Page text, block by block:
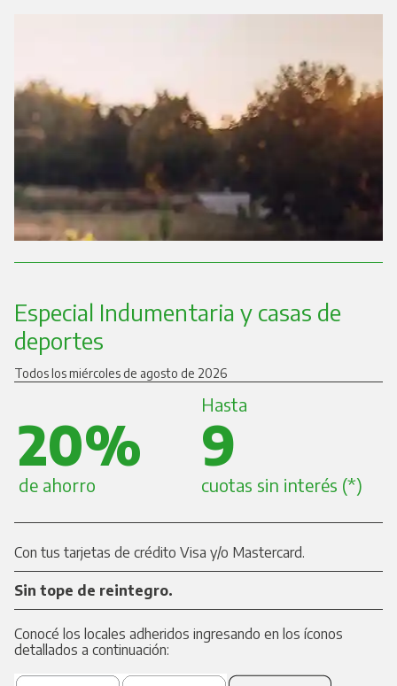
Especial Indumentaria y casas de
deportes
Todos los miércoles de agosto de 2026
20%
de ahorro
Hasta
9
cuotas sin interés (*)
Con tus tarjetas de crédito Visa y/o Mastercard.
Sin tope de reintegro.
Conocé los locales adheridos ingresando en los íconos
detallados a continuación: